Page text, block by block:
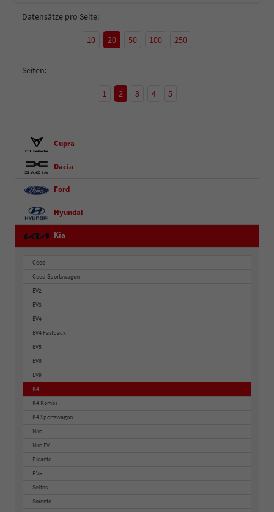
Datensätze pro Seite:
10 20 50 100 250
Seiten:
1 2 3 4 5
Cupra
Dacia
Ford
Hyundai
Kia
Ceed
Ceed Sportswagon
EV2
EV3
EV4
EV4 Fastback
EV5
EV6
EV9
K4
K4 Kombi
K4 Sportswagon
Niro
Niro EV
Picanto
PV5
Seltos
Sorento